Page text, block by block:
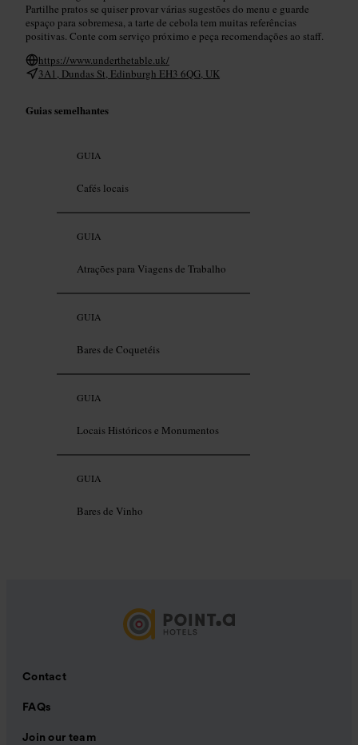
Partilhe pratos se quiser provar várias sugestões do menu e guarde
espaço para sobremesa, a tarte de cebola tem muitas referências
positivas. Conte com serviço próximo e peça recomendações ao staff.
https://www.underthetable.uk/
3A1, Dundas St, Edinburgh EH3 6QG, UK
Guias semelhantes
GUIA
Cafés locais
GUIA
Atrações para Viagens de Trabalho
GUIA
Bares de Coquetéis
GUIA
Locais Históricos e Monumentos
GUIA
Bares de Vinho
Contact
FAQs
Join our team